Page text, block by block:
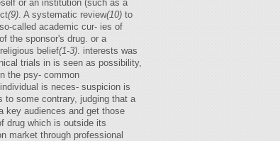
or an institution (such as a
(9). A systematic review(10) to
called academic cur- ies of
the sponsor's drug. or a
belief(1-3). interests was
trials in is seen as possibility,
the psy- common
is neces- suspicion is
to some contrary, judging that a
key audiences and get those
drug which is outside its
market through professional